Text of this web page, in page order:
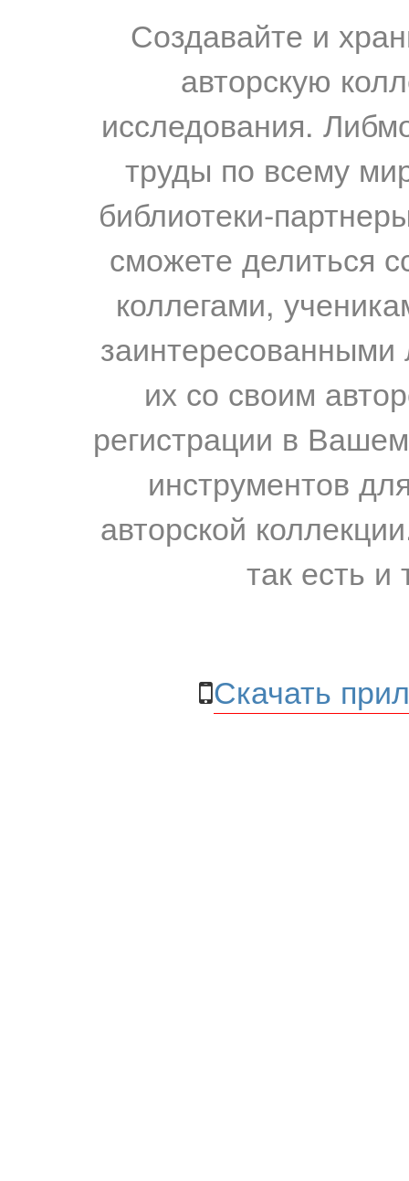
Создавайте и
авторскую
исследования.
труды по всему
библиотеки-
сможете делиться
коллегами,
их со своим
регистрации в
инструментов
авторской
так есть и
Скачать